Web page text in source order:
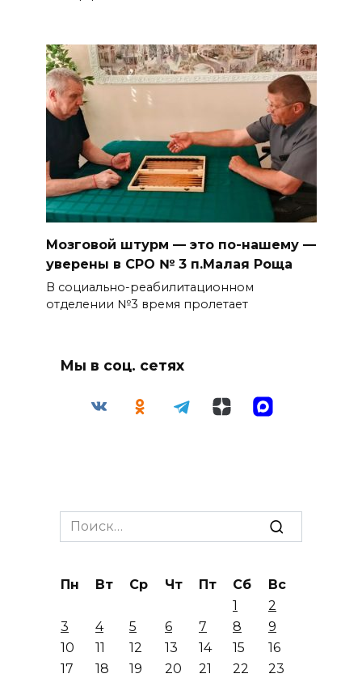
Мозговой штурм — это по-нашему —
уверены в СРО № 3 п.Малая Роща
В социально-реабилитационном
отделении №3 время пролетает
Мы в соц. сетях
Search
for:
Пн Вт Ср Чт Пт Сб
Вс
1
2
3
4 5 6 7 8
9
10
11 12 13 14 15
16
17
18 19 20 21 22
23